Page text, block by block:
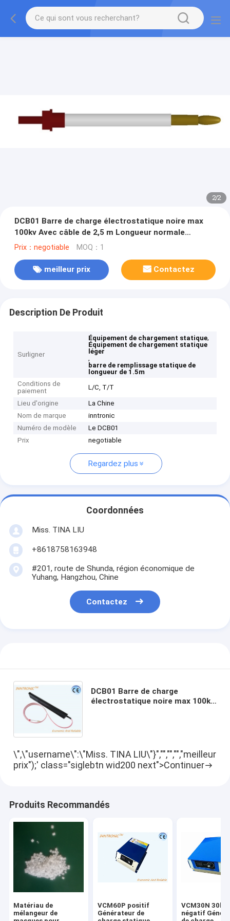
2/2
DCB01 Barre de charge électrostatique noire max
100kv Avec câble de 2,5 m Longueur normale
Température de fonctionnement -15°C60°C
Prix：negotiable MOQ：1
meilleur prix Contactez
Description De Produit
Surligner
Équipement de chargement statique,
Équipement de chargement statique
léger
,
barre de remplissage statique de
longueur de 1.5m
Conditions de
paiement
L/C, T/T
Lieu d'origine
La Chine
Nom de marque
inntronic
Numéro de modèle
Le DCB01
Prix
negotiable
Regardez plus
Coordonnées
Miss. TINA LIU
+8618758163948
#201, route de Shunda, région économique de
Yuhang, Hangzhou, Chine
Contactez
DCB01 Barre de charge
électrostatique noire max 100kv
\",\"username\":\"Miss. TINA LIU\"}","","","","meilleur
prix");' class="siglebtn wid200 next">Continuer
Produits Recommandés
Matériau de
mélangeur de
VCM60P positif
Générateur de
VCM30N 30kv
négatif